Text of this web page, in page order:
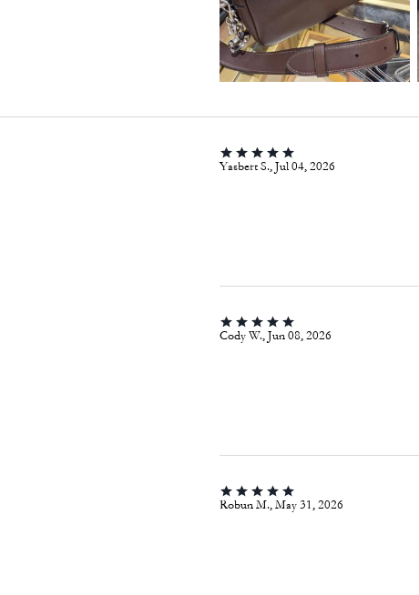
Yasbert S., Jul 04, 2026
Cody W., Jun 08, 2026
Robun M., May 31, 2026